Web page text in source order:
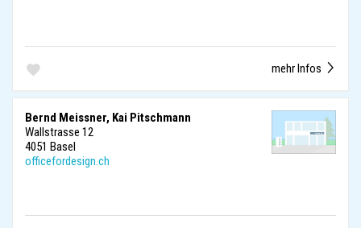
mehr Infos
Bernd Meissner, Kai Pitschmann
Wallstrasse 12
4051 Basel
officefordesign.ch